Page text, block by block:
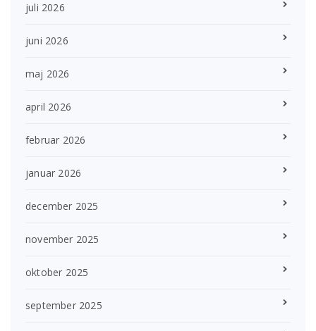
juli 2026
juni 2026
maj 2026
april 2026
februar 2026
januar 2026
december 2025
november 2025
oktober 2025
september 2025